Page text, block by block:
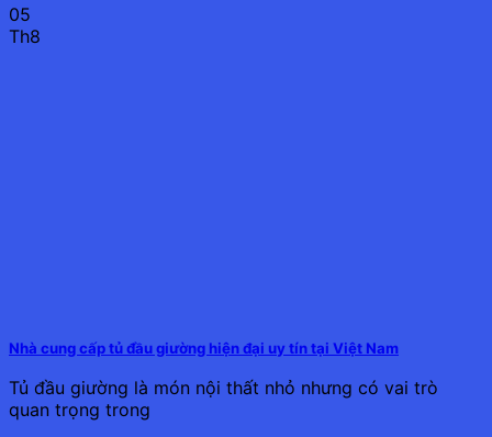
05
Th8
Nhà cung cấp tủ đầu giường hiện đại uy tín tại Việt Nam
Tủ đầu giường là món nội thất nhỏ nhưng có vai trò
quan trọng trong